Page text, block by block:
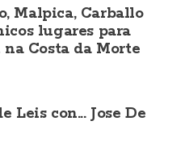
Malpica, Carballo
lugares para
Costa da Morte
Leis con... Jose De